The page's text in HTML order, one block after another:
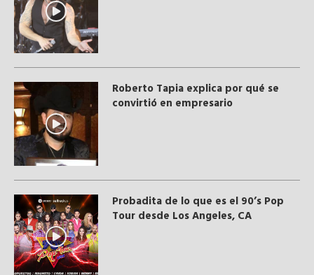
Roberto Tapia explica por qué se
convirtió en empresario
Probadita de lo que es el 90’s Pop
Tour desde Los Angeles, CA